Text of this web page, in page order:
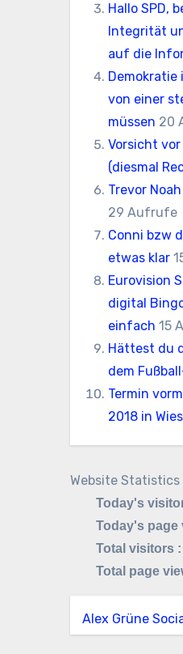
Hallo SPD,
Integrität
auf die
Demokratie
von einer
müssen 20
Vorsicht vor
(diesmal
Trevor
29 Aufrufe
Conni bzw
etwas klar
Eurovision
digital
einfach 15
Hättest du
dem
Termin
2018 in
Website Statistics
Today's
Today's page
Total visitors :
Total page
Alex Grüne